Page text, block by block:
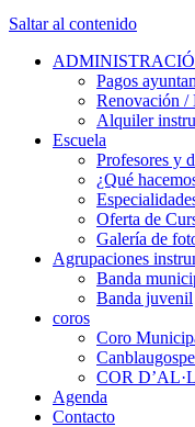
Saltar al contenido
Pagos
Renovación /
Alquiler
Escuela
Profesores y
¿Qué
Oferta de
Galería de
Agrupaciones
Banda
Banda juvenil
coros
Coro
COR
Agenda
Contacto